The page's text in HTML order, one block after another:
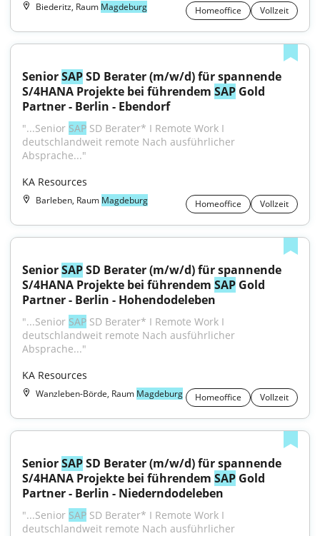
Biederitz, Raum Magdeburg Homeoffice Vollzeit
Senior SAP SD Berater (m/w/d) für spannende
S/4HANA Projekte bei führendem SAP Gold
Partner - Berlin - Ebendorf
"...Senior SAP SD Berater* I Remote Work I
deutschlandweit remote Nach ausführlicher
Absprache..."
KA Resources
Barleben, Raum Magdeburg Homeoffice Vollzeit
Senior SAP SD Berater (m/w/d) für spannende
S/4HANA Projekte bei führendem SAP Gold
Partner - Berlin - Hohendodeleben
"...Senior SAP SD Berater* I Remote Work I
deutschlandweit remote Nach ausführlicher
Absprache..."
KA Resources
Wanzleben-Börde, Raum Magdeburg Homeoffice Vollzeit
Senior SAP SD Berater (m/w/d) für spannende
S/4HANA Projekte bei führendem SAP Gold
Partner - Berlin - Niederndodeleben
"...Senior SAP SD Berater* I Remote Work I
deutschlandweit remote Nach ausführlicher